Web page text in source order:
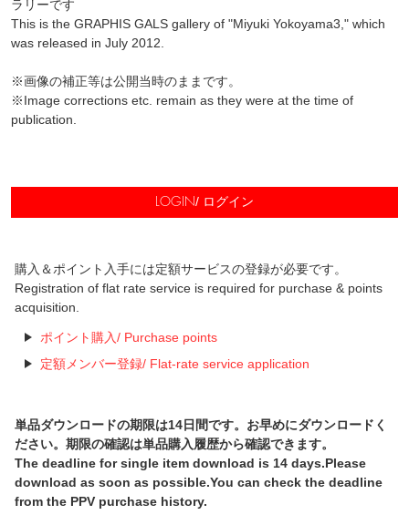
ラリーです
This is the GRAPHIS GALS gallery of "Miyuki Yokoyama3," which
was released in July 2012.
※画像の補正等は公開当時のままです。
※Image corrections etc. remain as they were at the time of
publication.
LOGIN/ ログイン
購入＆ポイント入手には定額サービスの登録が必要です。
Registration of flat rate service is required for purchase & points
acquisition.
ポイント購入/ Purchase points
定額メンバー登録/ Flat-rate service application
単品ダウンロードの期限は14日間です。お早めにダウンロードく
ださい。期限の確認は単品購入履歴から確認できます。
The deadline for single item download is 14 days.Please
download as soon as possible.You can check the deadline
from the PPV purchase history.